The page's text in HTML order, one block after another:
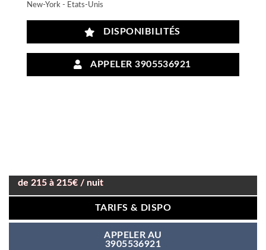
New-York - Etats-Unis
DISPONIBILITÉS
APPELER 3905536921
de 215 à 215€ / nuit
TARIFS & DISPO
APPELER AU
3905536921